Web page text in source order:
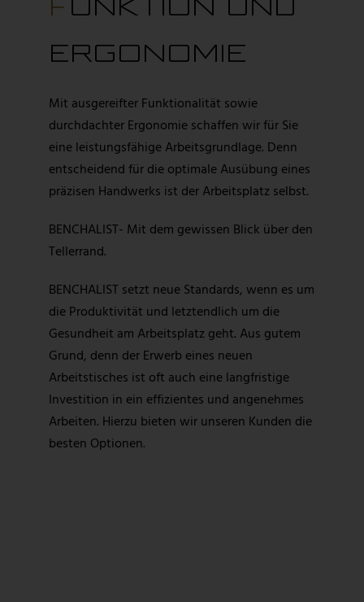
FUNKTION UND
ERGONOMIE
Mit ausgereifter Funktionalität sowie
durchdachter Ergonomie schaffen wir für Sie
eine leistungsfähige Arbeitsgrundlage. Denn
entscheidend für die optimale Ausübung eines
präzisen Handwerks ist der Arbeitsplatz selbst.
BENCHALIST- Mit dem gewissen Blick über den
Tellerrand.
BENCHALIST setzt neue Standards, wenn es um
die Produktivität und letztendlich um die
Gesundheit am Arbeitsplatz geht. Aus gutem
Grund, denn der Erwerb eines neuen
Arbeitstisches ist oft auch eine langfristige
Investition in ein effizientes und angenehmes
Arbeiten. Hierzu bieten wir unseren Kunden die
besten Optionen.